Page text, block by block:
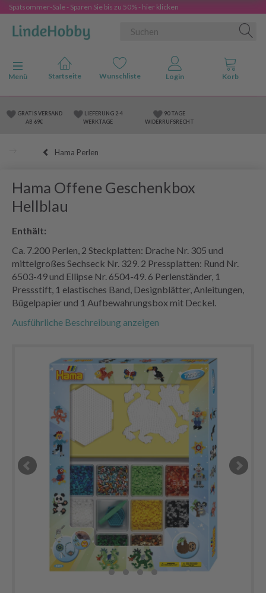
Spätsommer-Sale - Sparen Sie bis zu 50% - hier klicken
Anzeige ändern
Menü
GRATIS VERSAND
AB 69€
LIEFERUNG 2-4
WERKTAGE
90 TAGE
WIDERRUFSRECHT
Hama Perlen
Hama Offene Geschenkbox
Hellblau
Enthält:
Ca. 7.200 Perlen, 2 Steckplatten: Drache Nr. 305 und
mittelgroßes Sechseck Nr. 329. 2 Pressplatten: Rund Nr.
6503-49 und Ellipse Nr. 6504-49. 6 Perlenständer, 1
Pressstift, 1 elastisches Band, Designblätter, Anleitungen,
Bügelpapier und 1 Aufbewahrungsbox mit Deckel.
Ausführliche Beschreibung anzeigen